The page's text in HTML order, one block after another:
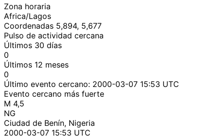
Zona horaria
Africa/Lagos
Coordenadas 5,894, 5,677
Pulso de actividad cercana
Últimos 30 días
0
Últimos 12 meses
0
Último evento cercano: 2000-03-07 15:53 UTC
Evento cercano más fuerte
M 4,5
NG
Ciudad de Benín, Nigeria
2000-03-07 15:53 UTC